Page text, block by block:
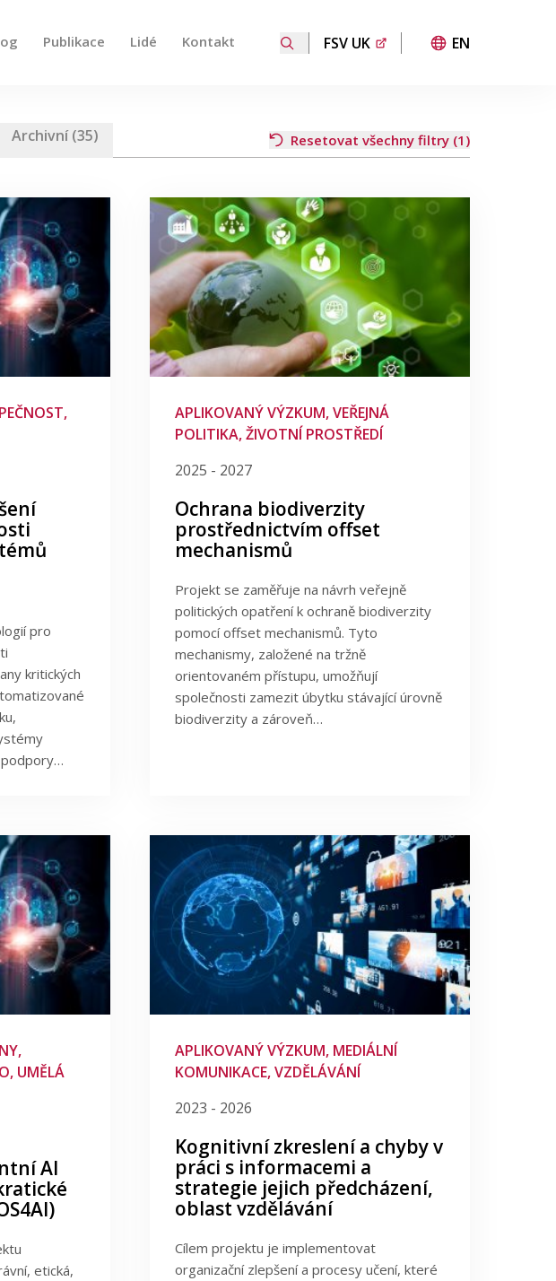
Publikace Lidé Kontakt FSV UK EN
a enter pro přechod na požadovanou stránku. Uživatelé dotykových
Archivní (35) Resetovat všechny filtry (1)
pro
kritických
podpory…
APLIKOVANÝ VÝZKUM, VEŘEJNÁ
POLITIKA, ŽIVOTNÍ PROSTŘEDÍ
2025 - 2027
Ochrana biodiverzity
prostřednictvím offset
mechanismů
Projekt se zaměřuje na návrh veřejně
politických opatření k ochraně biodiverzity
pomocí offset mechanismů. Tyto
mechanismy, založené na tržně
orientovaném přístupu, umožňují
společnosti zamezit úbytku stávající úrovně
biodiverzity a zároveň…
UMĚLÁ
AI
etická,
APLIKOVANÝ VÝZKUM, MEDIÁLNÍ
KOMUNIKACE, VZDĚLÁVÁNÍ
2023 - 2026
Kognitivní zkreslení a chyby v
práci s informacemi a
strategie jejich předcházení,
oblast vzdělávání
Cílem projektu je implementovat
organizační zlepšení a procesy učení, které